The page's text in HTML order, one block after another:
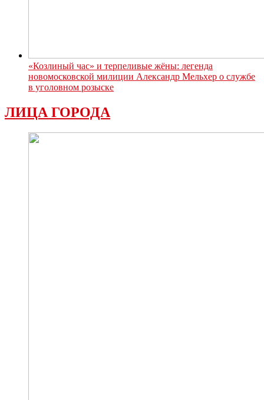
«Козлиный час» и терпеливые жёны: легенда
новомосковской милиции Александр Мельхер о службе
в уголовном розыске
ЛИЦА ГОРОДА